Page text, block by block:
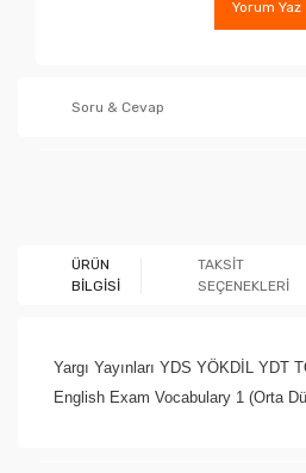
Yorum Yaz
Soru & Cevap
ÜRÜN
BİLGİSİ
TAKSİT
SEÇENEKLERİ
Yargı Yayınları YDS YÖKDİL YDT
English Exam Vocabulary 1 (Orta